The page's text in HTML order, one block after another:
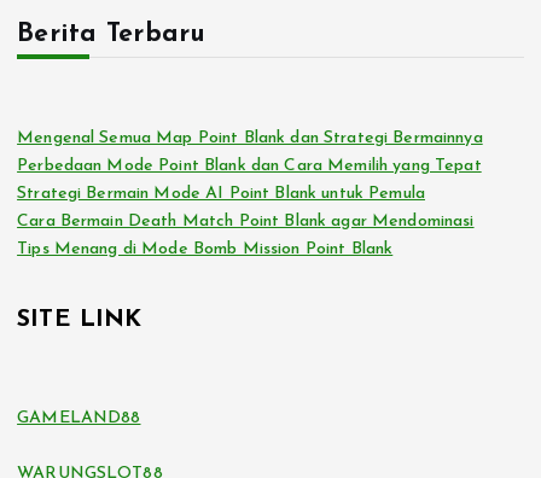
Berita Terbaru
Mengenal Semua Map Point Blank dan Strategi Bermainnya
Perbedaan Mode Point Blank dan Cara Memilih yang Tepat
Strategi Bermain Mode AI Point Blank untuk Pemula
Cara Bermain Death Match Point Blank agar Mendominasi
Tips Menang di Mode Bomb Mission Point Blank
SITE LINK
GAMELAND88
WARUNGSLOT88